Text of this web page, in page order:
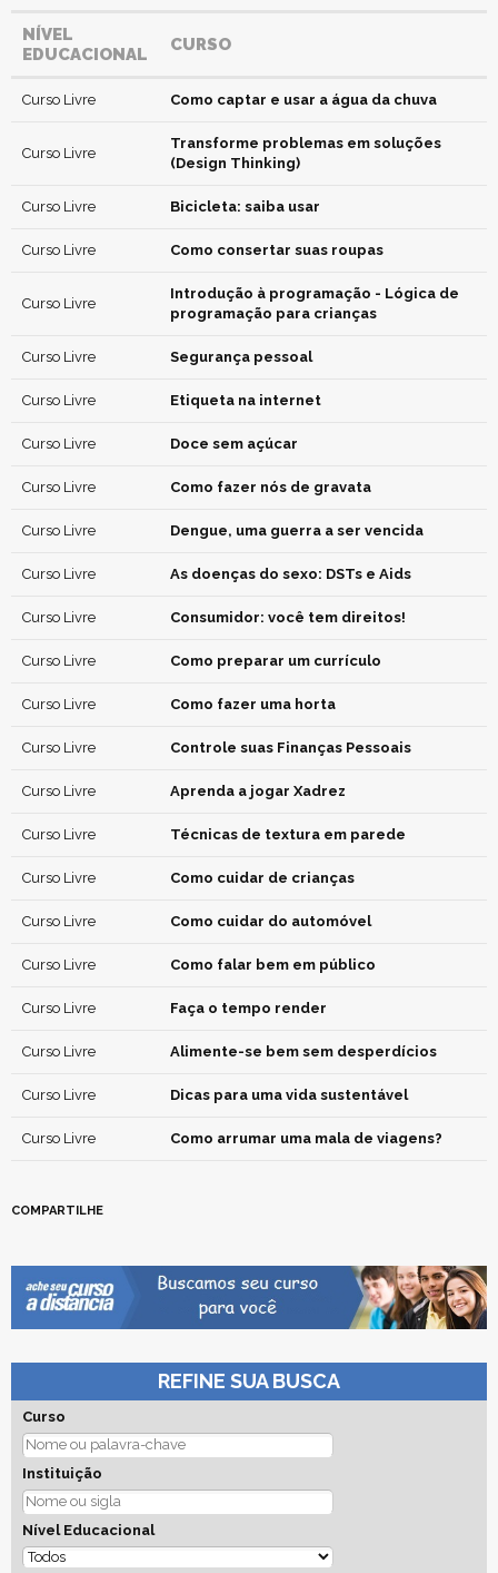
NÍVEL
EDUCACIONAL
CURSO
Curso Livre Como captar e usar a água da chuva
Curso Livre
Transforme problemas em soluções
(Design Thinking)
Curso Livre Bicicleta: saiba usar
Curso Livre Como consertar suas roupas
Curso Livre
Introdução à programação - Lógica de
programação para crianças
Curso Livre Segurança pessoal
Curso Livre Etiqueta na internet
Curso Livre Doce sem açúcar
Curso Livre Como fazer nós de gravata
Curso Livre Dengue, uma guerra a ser vencida
Curso Livre As doenças do sexo: DSTs e Aids
Curso Livre Consumidor: você tem direitos!
Curso Livre Como preparar um currículo
Curso Livre Como fazer uma horta
Curso Livre Controle suas Finanças Pessoais
Curso Livre Aprenda a jogar Xadrez
Curso Livre Técnicas de textura em parede
Curso Livre Como cuidar de crianças
Curso Livre Como cuidar do automóvel
Curso Livre Como falar bem em público
Curso Livre Faça o tempo render
Curso Livre Alimente-se bem sem desperdícios
Curso Livre Dicas para uma vida sustentável
Curso Livre Como arrumar uma mala de viagens?
COMPARTILHE
REFINE SUA BUSCA
Curso
Instituição
Nível Educacional